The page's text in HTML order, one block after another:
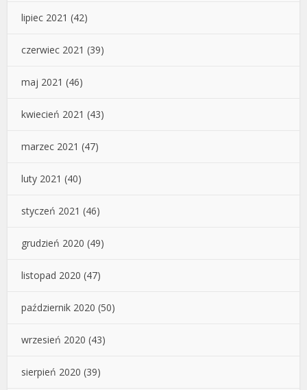
lipiec 2021 (42)
czerwiec 2021 (39)
maj 2021 (46)
kwiecień 2021 (43)
marzec 2021 (47)
luty 2021 (40)
styczeń 2021 (46)
grudzień 2020 (49)
listopad 2020 (47)
październik 2020 (50)
wrzesień 2020 (43)
sierpień 2020 (39)